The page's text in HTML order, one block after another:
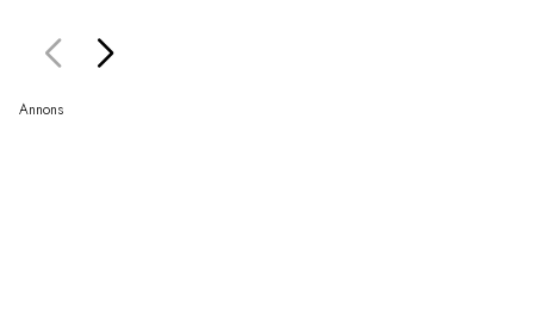
Annons